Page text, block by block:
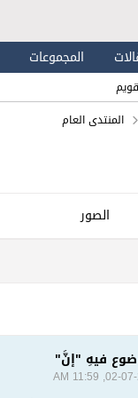
المجموعات
المنتدى العام
الصور
فيهِ "إنَّ"
02-07-